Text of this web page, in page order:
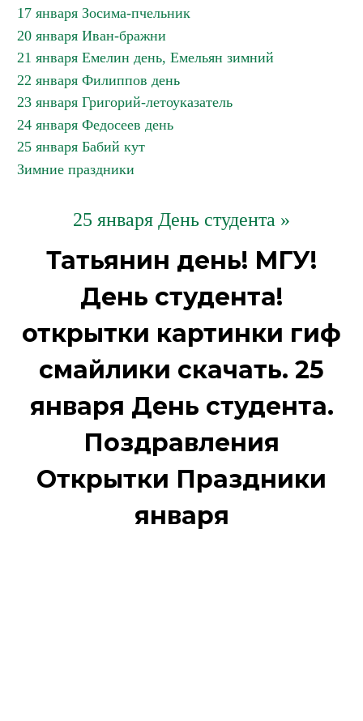
17 января Зосима-пчельник
20 января Иван-бражни
21 января Емелин день, Емельян зимний
22 января Филиппов день
23 января Григорий-летоуказатель
24 января Федосеев день
25 января Бабий кут
Зимние праздники
25 января День студента »
Татьянин день! МГУ!
День студента!
открытки картинки гиф
смайлики скачать. 25
января День студента.
Поздравления
Открытки Праздники
января